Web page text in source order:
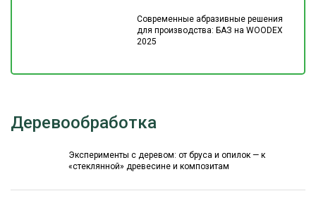
Современные абразивные решения
для производства: БАЗ на WOODEX
2025
Деревообработка
Эксперименты с деревом: от бруса и опилок — к
«стеклянной» древесине и композитам